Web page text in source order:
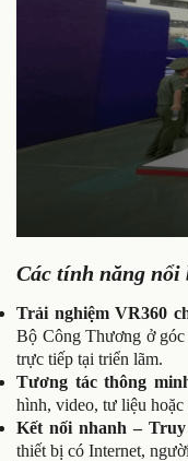
Các tính năng nổi
Trải nghiệm VR360
Bộ Công Thương ở
trực tiếp tại triển lãm.
Tương tác thông
hình, video, tư liệu hoặc
Kết nối nhanh –
thiết bị có Internet,